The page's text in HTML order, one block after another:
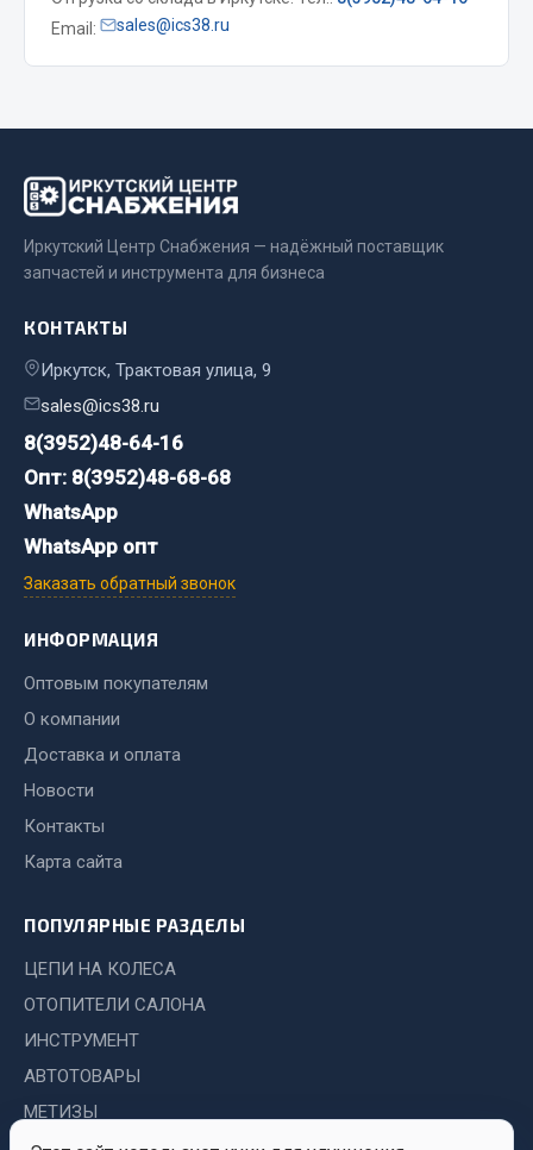
Показать ещё
Весь раздел
РТИ
Кольца уплотнительные
Лента конвейерная
Манжеты
Паронит
Патрубки
Прокладки
Рукава высокого давления
Автомобильная электрика
Выключатель массы
Изолента
Весь раздел
Email:
sales@ics38.ru
Иркутский Центр Снабжения — надёжный поставщик
запчастей и инструмента для бизнеса
КОНТАКТЫ
Иркутск, Трактовая улица, 9
sales@ics38.ru
8(3952)48-64-16
Опт: 8(3952)48-68-68
WhatsApp
WhatsApp опт
Заказать обратный звонок
ИНФОРМАЦИЯ
Оптовым покупателям
О компании
Доставка и оплата
Новости
Контакты
Карта сайта
ПОПУЛЯРНЫЕ РАЗДЕЛЫ
ЦЕПИ НА КОЛЕСА
ОТОПИТЕЛИ САЛОНА
ИНСТРУМЕНТ
АВТОТОВАРЫ
МЕТИЗЫ